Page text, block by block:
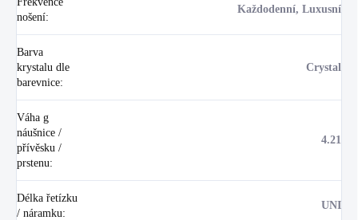
nošení:
Každodenní, Luxusní
Barva
krystalu dle
barevnice:
Crystal
Váha g
náušnice /
přívěsku /
prstenu:
4.21
Délka řetízku
/ náramku:
UNI